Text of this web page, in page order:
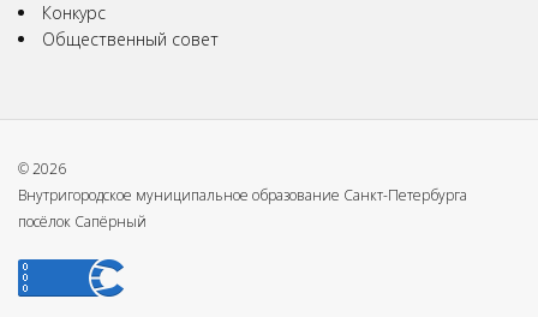
Конкурс
Общественный совет
© 2026
Внутригородское муниципальное образование Санкт-Петербурга
посёлок Сапёрный